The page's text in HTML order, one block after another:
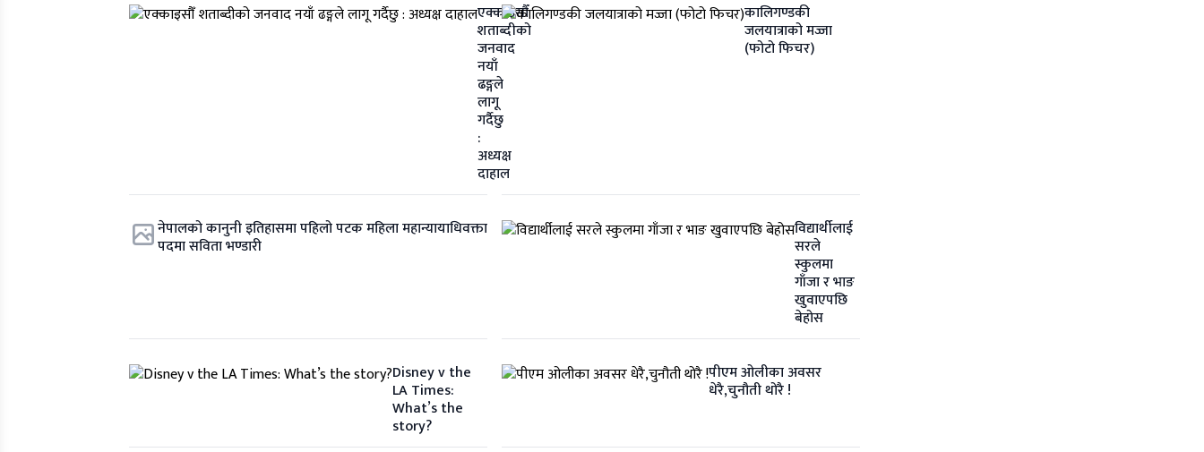
एक्काइसौँ
शताब्दीको
जनवाद
नयाँ
ढङ्गले
लागू
गर्दैछु
:
अध्यक्ष
दाहाल
कालिगण्डकी
जलयात्राको मज्जा
(फोटो फिचर)
नेपालको कानुनी इतिहासमा पहिलो पटक महिला महान्यायाधिवक्ता
पदमा सविता भण्डारी
विद्यार्थीलाई
सरले
स्कुलमा
गाँजा र भाङ
खुवाएपछि
बेहोस
Disney v the
LA Times:
What’s the
story?
पीएम ओलीका अवसर
धेरै,चुनौती थोरै !